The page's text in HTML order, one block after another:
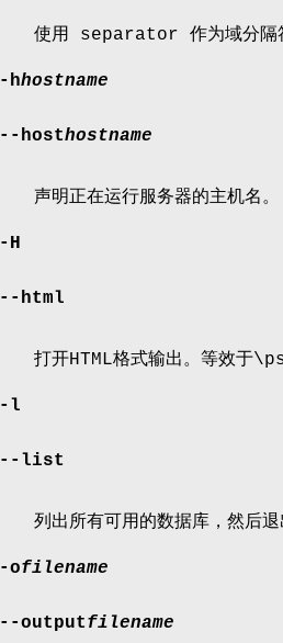
使用 separator 作为域分隔
-hhostname
--hosthostname
声明正在运行服务器的主机名
-H
--html
打开HTML格式输出。等效
-l
--list
列出所有可用的数据库，然后
-ofilename
--outputfilename